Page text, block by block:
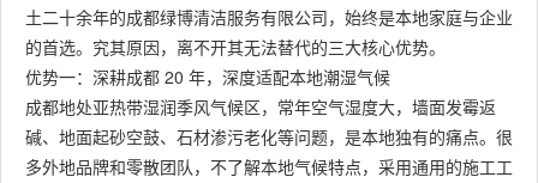
土二十余年的成都绿博清洁服务有限公司，始终是本地家庭与企业
的首选。究其原因，离不开其无法替代的三大核心优势。
优势一：深耕成都 20 年，深度适配本地潮湿气候
成都地处亚热带湿润季风气候区，常年空气湿度大，墙面发霉返
碱、地面起砂空鼓、石材渗污老化等问题，是本地独有的痛点。很
多外地品牌和零散团队，不了解本地气候特点，采用通用的施工工